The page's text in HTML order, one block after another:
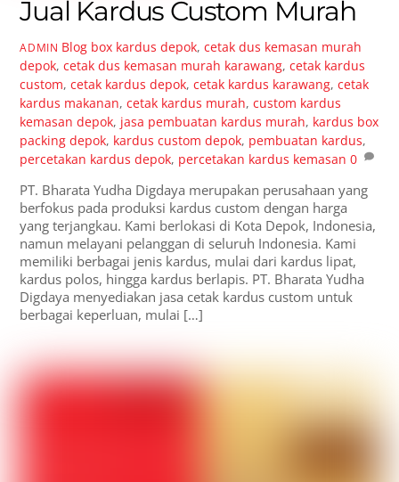
Jual Kardus Custom Murah
ADMIN Blog box kardus depok,cetak dus kemasan murah
depok,cetak dus kemasan murah karawang,cetak kardus
custom,cetak kardus depok,cetak kardus karawang,cetak
kardus makanan,cetak kardus murah,custom kardus
kemasan depok, jasa pembuatan kardus murah, kardus box
packing depok, kardus custom depok, pembuatan kardus,
percetakan kardus depok, percetakan kardus kemasan 0
PT. Bharata Yudha Digdaya merupakan perusahaan yang
berfokus pada produksi kardus custom dengan harga
yang terjangkau. Kami berlokasi di Kota Depok, Indonesia,
namun melayani pelanggan di seluruh Indonesia. Kami
memiliki berbagai jenis kardus, mulai dari kardus lipat,
kardus polos, hingga kardus berlapis. PT. Bharata Yudha
Digdaya menyediakan jasa cetak kardus custom untuk
berbagai keperluan, mulai […]